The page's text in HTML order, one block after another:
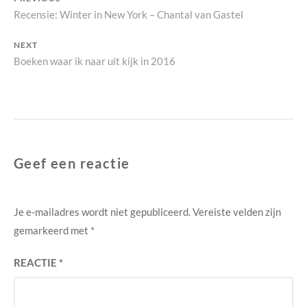
navigatie
Previous
Recensie: Winter in New York – Chantal van Gastel
NEXT
Next
Boeken waar ik naar uit kijk in 2016
Geef een reactie
Je e-mailadres wordt niet gepubliceerd.Vereiste velden zijn
gemarkeerd met *
REACTIE *